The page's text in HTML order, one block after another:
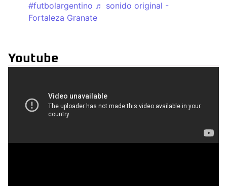
#futbolargentino ♬ sonido original -
Fortaleza Granate
Youtube